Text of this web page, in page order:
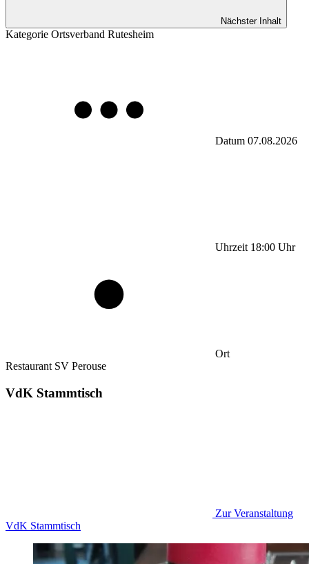
Nächster Inhalt
Kategorie Ortsverband Rutesheim
Datum 07.08.2026
Uhrzeit 18:00 Uhr
Ort
Restaurant SV Perouse
VdK Stammtisch
Zur Veranstaltung
VdK Stammtisch